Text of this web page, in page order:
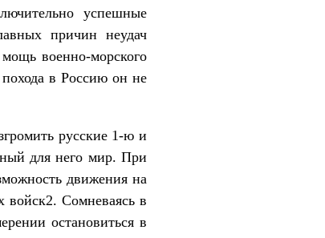
успешные
причин неудач
военно-морского
в Россию он не
русские 1-ю и
для него мир. При
движения на
войск2. Сомневаясь в
остановиться в